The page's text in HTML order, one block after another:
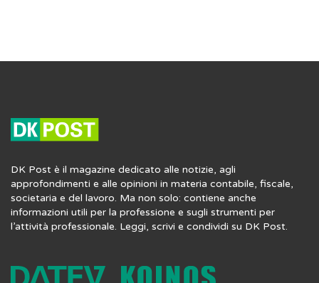
DK Post è il magazine dedicato alle notizie, agli
approfondimenti e alle opinioni in materia contabile, fiscale,
societaria e del lavoro. Ma non solo: contiene anche
informazioni utili per la professione e sugli strumenti per
l’attività professionale. Leggi, scrivi e condividi su DK Post.